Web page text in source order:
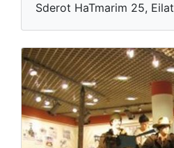
Sderot HaTmarim 25, Eilat